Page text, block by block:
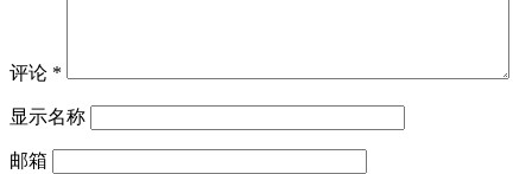
评论 *
显示名称
邮箱